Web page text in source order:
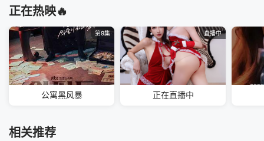
正在热映🔥
第9集
公寓黑风暴
直播中
正在直播中
相关推荐